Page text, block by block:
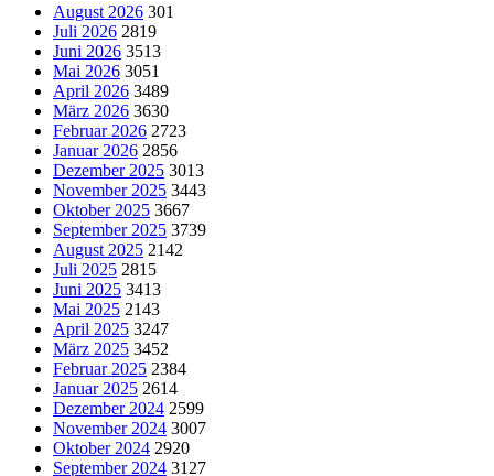
August 2026 301
Juli 2026 2819
Juni 2026 3513
Mai 2026 3051
April 2026 3489
März 2026 3630
Februar 2026 2723
Januar 2026 2856
Dezember 2025 3013
November 2025 3443
Oktober 2025 3667
September 2025 3739
August 2025 2142
Juli 2025 2815
Juni 2025 3413
Mai 2025 2143
April 2025 3247
März 2025 3452
Februar 2025 2384
Januar 2025 2614
Dezember 2024 2599
November 2024 3007
Oktober 2024 2920
September 2024 3127